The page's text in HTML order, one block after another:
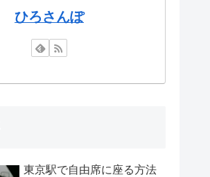
ひろさんぽ
東京駅で自由席に座る方法